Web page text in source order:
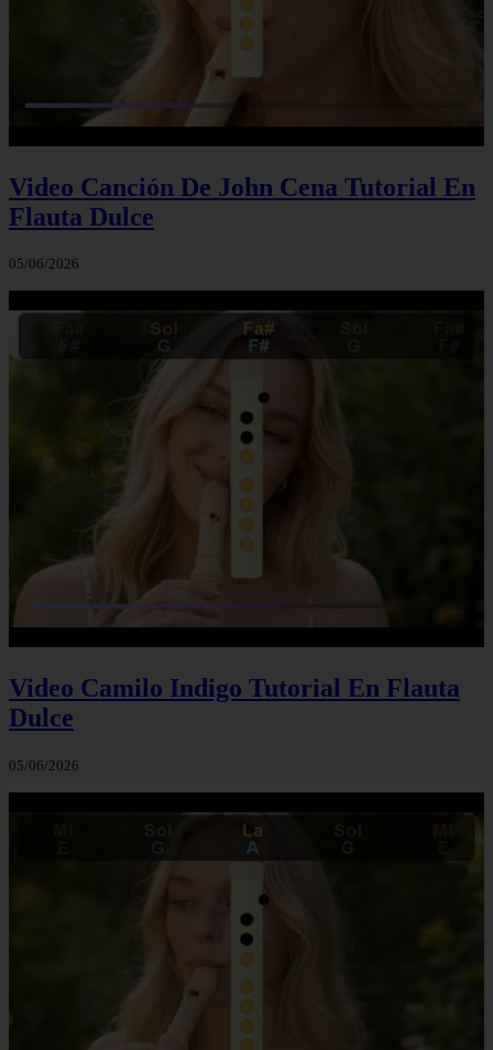
Video Canción De John Cena Tutorial En
Flauta Dulce
05/06/2026
Video Camilo Indigo Tutorial En Flauta
Dulce
05/06/2026